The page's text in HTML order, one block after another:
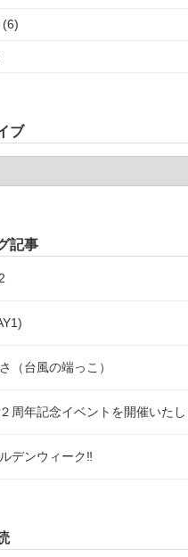
(6)
ブ
記事
（台風の端っこ）
周年記念イベントを開催いたし
デンウィーク‼